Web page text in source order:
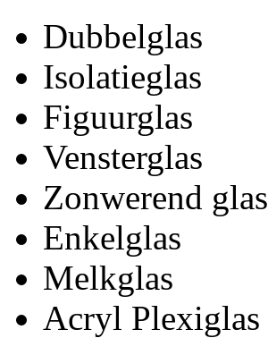
Dubbelglas
Isolatieglas
Figuurglas
Vensterglas
Zonwerend glas
Enkelglas
Melkglas
Acryl Plexiglas